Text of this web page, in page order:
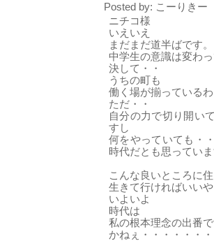
Posted by: こーりきー
ニチコ様
いえいえ
まだまだ道半ばです
中学生の意識は変わ
決して・・
うちの町も
働く場が揃っている
ただ・・
自分の力で切り開い
すし
何をやっていても・
時代だとも思ってい
こんな良いところに
生きて行ければいい
いよいよ
時代は
私の根本理念の出番
かねぇ・・・・・・